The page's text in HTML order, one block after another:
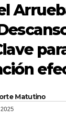
Matutino